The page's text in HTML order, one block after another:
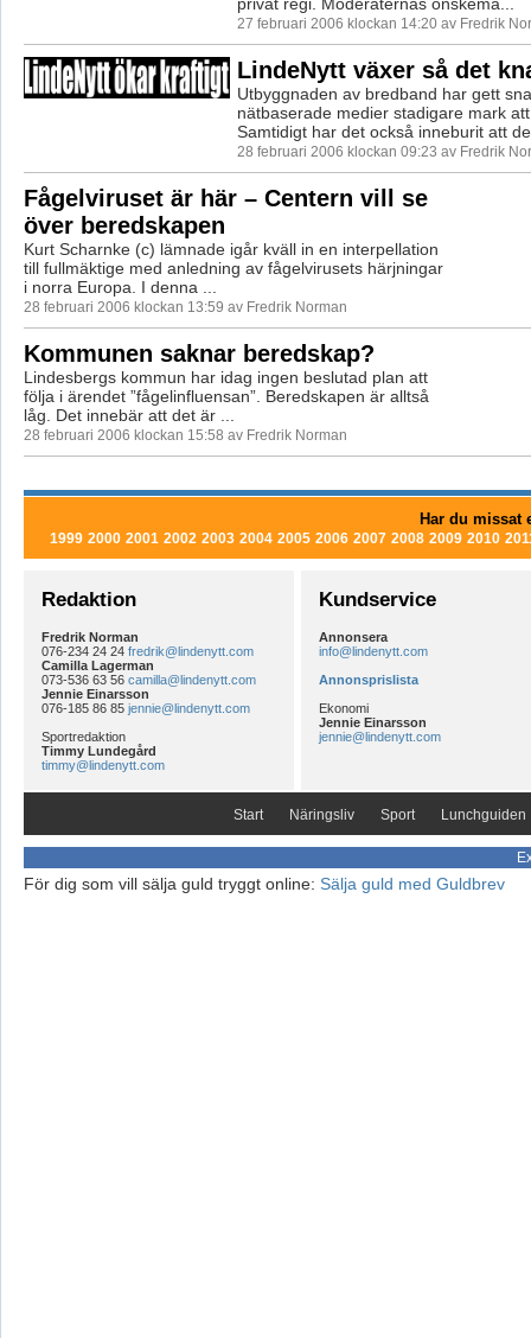
27 februari 2006 klockan 14:20 av Fredrik
LindeNytt växer så det
Utbyggnaden av bredband har gett
nätbaserade medier stadigare mark
Samtidigt har det också inneburit att
28 februari 2006 klockan 09:23 av Fredrik
Fågelviruset är här – Centern vill se
över beredskapen
Kurt Scharnke (c) lämnade igår kväll in en interpellation
till fullmäktige med anledning av fågelvirusets härjningar
i norra Europa. I denna ...
28 februari 2006 klockan 13:59 av Fredrik Norman
Kommunen saknar beredskap?
Lindesbergs kommun har idag ingen beslutad plan att
följa i ärendet ”fågelinfluensan”. Beredskapen är alltså
låg. Det innebär att det är ...
28 februari 2006 klockan 15:58 av Fredrik Norman
Har du missat
1999 2000 2001 2002 2003 2004 2005 2006 2007 2008 2009 2010
Redaktion
Fredrik Norman
076-234 24 24 fredrik@lindenytt.com
Camilla Lagerman
073-536 63 56 camilla@lindenytt.com
Jennie Einarsson
076-185 86 85 jennie@lindenytt.com
Sportredaktion
Timmy Lundegård
timmy@lindenytt.com
Kundservice
Annonsera
info@lindenytt.com
Annonsprislista
Ekonomi
Jennie Einarsson
jennie@lindenytt.com
Start Näringsliv Sport Lunchguiden
För dig som vill sälja guld tryggt online: Sälja guld med Guldbrev